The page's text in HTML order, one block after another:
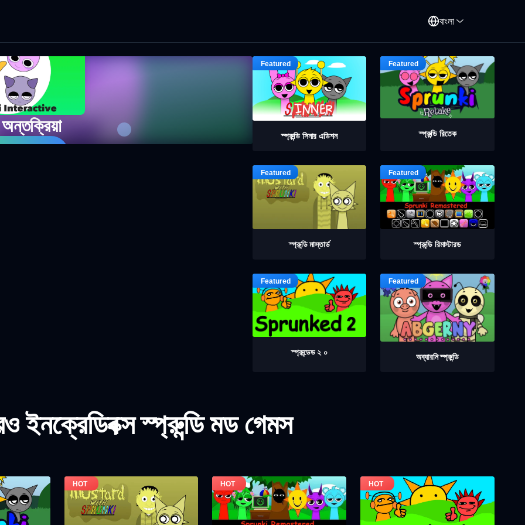
বাংলা
অন্তক্রিয়া স্প্রুন্ডি সিনার এডিশন স্প্রুন্ডি রিতেক
স্প্রুন্ডি মাস্তার্ড স্প্রুন্ডি রিমাস্টারড
স্প্রুন্ডেড ২ ০
অব্যারনি স্প্রুন্ডি
ইনক্রেডিবক্স স্প্রুন্ডি মড গেমস